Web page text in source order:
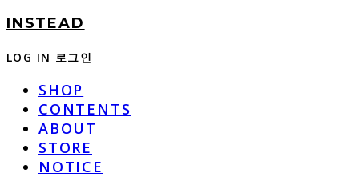
INSTEAD
LOG IN 로그인
SHOP
CONTENTS
ABOUT
STORE
NOTICE